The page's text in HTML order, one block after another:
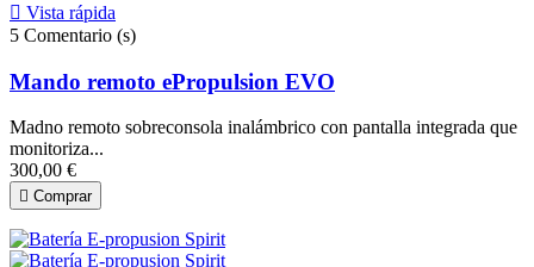
 Vista rápida
5 Comentario (s)
Mando remoto ePropulsion EVO
Madno remoto sobreconsola inalámbrico con pantalla integrada que
monitoriza...
300,00 €
 Comprar